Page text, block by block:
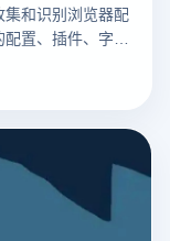
和识别浏览器配
置、插件、字
览器指纹，这可